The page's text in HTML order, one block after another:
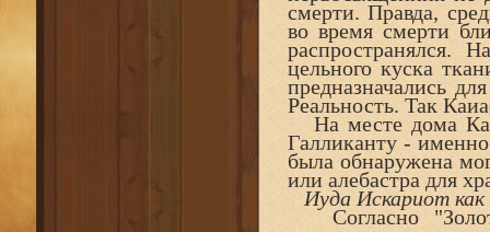
смерти. Правда,
во время смерти
распространялся.
цельного куска
предназначались
Реальность. Так
На месте дома
Галликанту - именно
была обнаружена
или алебастра для
Иуда Искариот
Согласно